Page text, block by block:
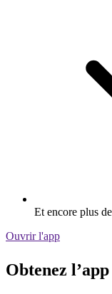
Et encore plus
Ouvrir l'app
Obtenez